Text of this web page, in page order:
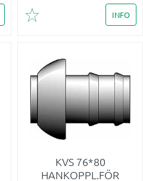
Lägg till i favoriter
INFO
KVS 76*80
HANKOPPL.FÖR